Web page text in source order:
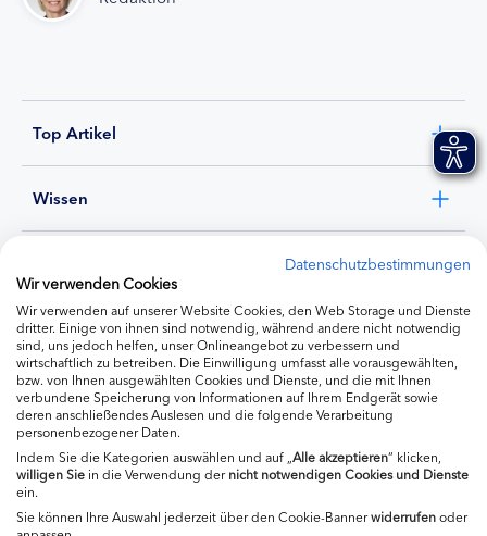
Top Artikel
Wissen
Ernährung
Produkte
Datenschutzbestimmungen
Wir verwenden Cookies
Wir verwenden auf unserer Website Cookies, den Web Storage und Dienste
dritter. Einige von ihnen sind notwendig, während andere nicht notwendig
sind, uns jedoch helfen, unser Onlineangebot zu verbessern und
wirtschaftlich zu betreiben. Die Einwilligung umfasst alle vorausgewählten,
bzw. von Ihnen ausgewählten Cookies und Dienste, und die mit Ihnen
verbundene Speicherung von Informationen auf Ihrem Endgerät sowie
deren anschließendes Auslesen und die folgende Verarbeitung
personenbezogener Daten.
Indem Sie die Kategorien auswählen und auf „ Alle akzeptieren“ klicken,
willigenSie in die Verwendung dernicht notwendigen Cookies und Dienste
ein.
Sie können Ihre Auswahl jederzeit über den Cookie-Bannerwiderrufenoder